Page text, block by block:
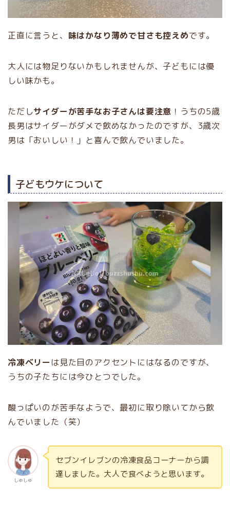
正直に言うと、 味はかなり薄めで甘さも控えめです。
大人には物足りないかもしれませんが、子どもには優
しい味かも。
ただしサイダーが苦手なお子さんは要注意 ！うちの5歳
長男はサイダーがダメで飲めなかったのですが、3歳次
男は「おいしい！」と喜んで飲んでいました。
子どもウケについて
冷凍ベリーは見た目のアクセントにはなるのですが、
うちの子たちには今ひとつでした。
酸っぱいのが苦手なようで、最初に取り除いてから飲
んでいました（笑）
しゅしゅ
セブンイレブンの冷凍食品コーナーから調
達しました。大人で食べようと思います。